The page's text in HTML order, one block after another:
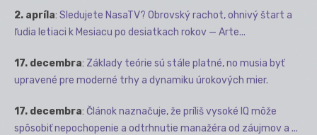
2. apríla: Sledujete NasaTV? Obrovský rachot, ohnivý štart a
ľudia letiaci k Mesiacu po desiatkach rokov — Arte...
17. decembra: Základy teórie sú stále platné, no musia byť
upravené pre moderné trhy a dynamiku úrokových mier.
17. decembra: Článok naznačuje, že príliš vysoké IQ môže
spôsobiť nepochopenie a odtrhnutie manažéra od záujmov a ...